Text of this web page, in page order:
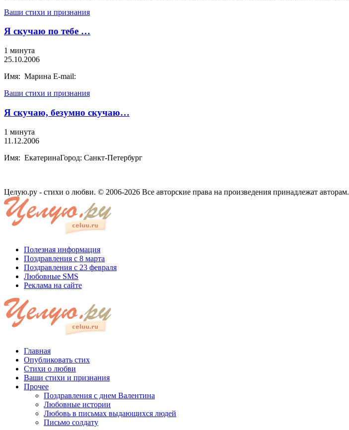
Ваши стихи и признания
Я скучаю по тебе …
1 минута
25.10.2006
Имя: Марина E-mail:
Ваши стихи и признания
Я скучаю, безумно скучаю…
1 минута
11.12.2006
Имя: ЕкатеринаГород: Санкт-Петербург
Целую.ру - стихи о любви. © 2006-2026 Все авторские права на произведения принадлежат авторам.
Полезная информация
Поздравления с 8 марта
Поздравления с 23 февраля
Любовные SMS
Реклама на сайте
Главная
Опубликовать стих
Стихи о любви
Ваши стихи и признания
Прочее
Поздравления с днем Валентина
Любовные истории
Любовь в письмах выдающихся людей
Письмо солдату